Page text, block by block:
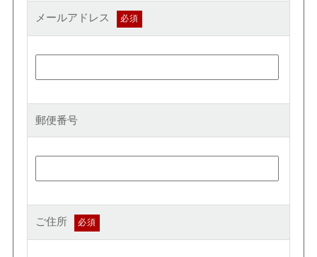
メールアドレス
郵便番号
ご住所